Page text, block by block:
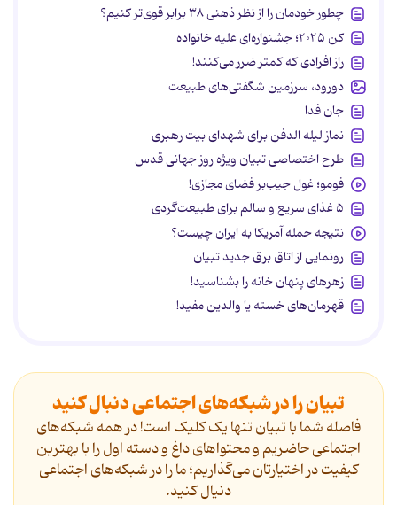
چطور خودمان را از نظر ذهنی ۳۸ برابر قوی‌تر کنیم؟
کن ۲۰۲۵؛ جشنواره‌ای علیه خانواده
راز افرادی که کمتر ضرر می‌کنند!
دورود، سرزمین شگفتی‌های طبیعت
جان فدا
نماز لیله الدفن برای شهدای بیت رهبری
طرح اختصاصی تبیان ویژه روز جهانی قدس
فومو؛ غول جیب‌بر فضای مجازی!
۵ غذای سریع و سالم برای طبیعت‌گردی
نتیجه حمله آمریکا به ایران چیست؟
رونمایی از اتاق برق جدید تبیان
زهرهای پنهان خانه را بشناسید!
قهرمان‌های خسته یا والدین مفید!
تبیان را در شبکه‌های اجتماعی دنبال کنید
فاصله شما با تبیان تنها یک کلیک است! در همه شبکه‌های
اجتماعی حاضریم و محتواهای داغ و دسته اول را با بهترین
کیفیت در اختیارتان می‌گذاریم؛ ما را در شبکه‌های اجتماعی
دنیال کنید.